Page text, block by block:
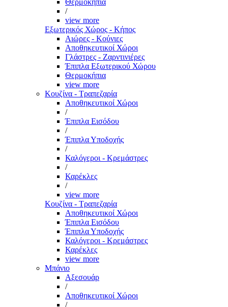
Θερμοκήπια
/
view more
Εξωτερικός Χώρος - Κήπος
Αιώρες - Κούνιες
Αποθηκευτικοί Χώροι
Γλάστρες - Ζαρντινιέρες
Έπιπλα Εξωτερικού Χώρου
Θερμοκήπια
view more
Κουζίνα - Τραπεζαρία
Αποθηκευτικοί Χώροι
/
Έπιπλα Εισόδου
/
Έπιπλα Υποδοχής
/
Καλόγεροι - Κρεμάστρες
/
Καρέκλες
/
view more
Κουζίνα - Τραπεζαρία
Αποθηκευτικοί Χώροι
Έπιπλα Εισόδου
Έπιπλα Υποδοχής
Καλόγεροι - Κρεμάστρες
Καρέκλες
view more
Μπάνιο
Αξεσουάρ
/
Αποθηκευτικοί Χώροι
/